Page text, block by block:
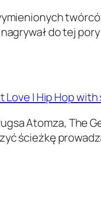
do tej
Love | Hip Hop with
Atomza, The
ścieżkę